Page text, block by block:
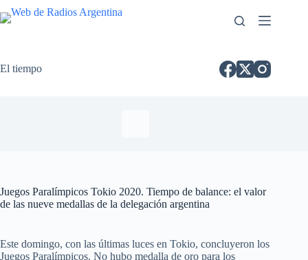
El tiempo
Juegos Paralímpicos Tokio 2020. Tiempo de balance: el valor
de las nueve medallas de la delegación argentina
Este domingo, con las últimas luces en Tokio, concluyeron los
Juegos Paralímpicos. No hubo medalla de oro para los